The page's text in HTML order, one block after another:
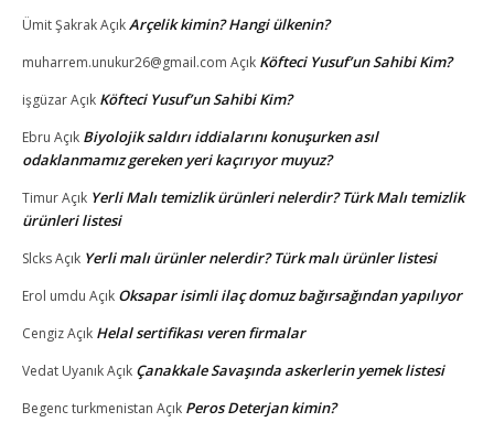
Ümit ŞakrakAçıkArçelik kimin? Hangi ülkenin?
muharrem.unukur26@gmail.com Açık Köfteci Yusuf’un Sahibi Kim?
işgüzarAçık Köfteci Yusuf’un Sahibi Kim?
Ebru Açık Biyolojik saldırı iddialarını konuşurken asıl
odaklanmamız gereken yeri kaçırıyor muyuz?
TimurAçık Yerli Malı temizlik ürünleri nelerdir? Türk Malı temizlik
ürünleri listesi
SlcksAçık Yerli malı ürünler nelerdir? Türk malı ürünler listesi
Erol umdu Açık Oksapar isimli ilaç domuz bağırsağından yapılıyor
CengizAçık Helal sertifikası veren firmalar
Vedat UyanıkAçık Çanakkale Savaşında askerlerin yemek listesi
Begenc turkmenistan Açık Peros Deterjan kimin?